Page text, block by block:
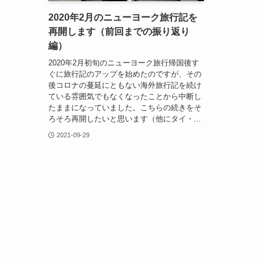
2020年2月のニューヨーク旅行記を
再開します（前回までの振り返り
編）
2020年2月初旬のニューヨーク旅行帰国後す
ぐに旅行記のアップを始めたのですが、その
後コロナの蔓延にともない海外旅行記を続け
ている雰囲気でもなくなったことから中断し
たままになっていました。こちらの続きをそ
ろそろ再開したいと思います（他にタイ・...
2021-09-29